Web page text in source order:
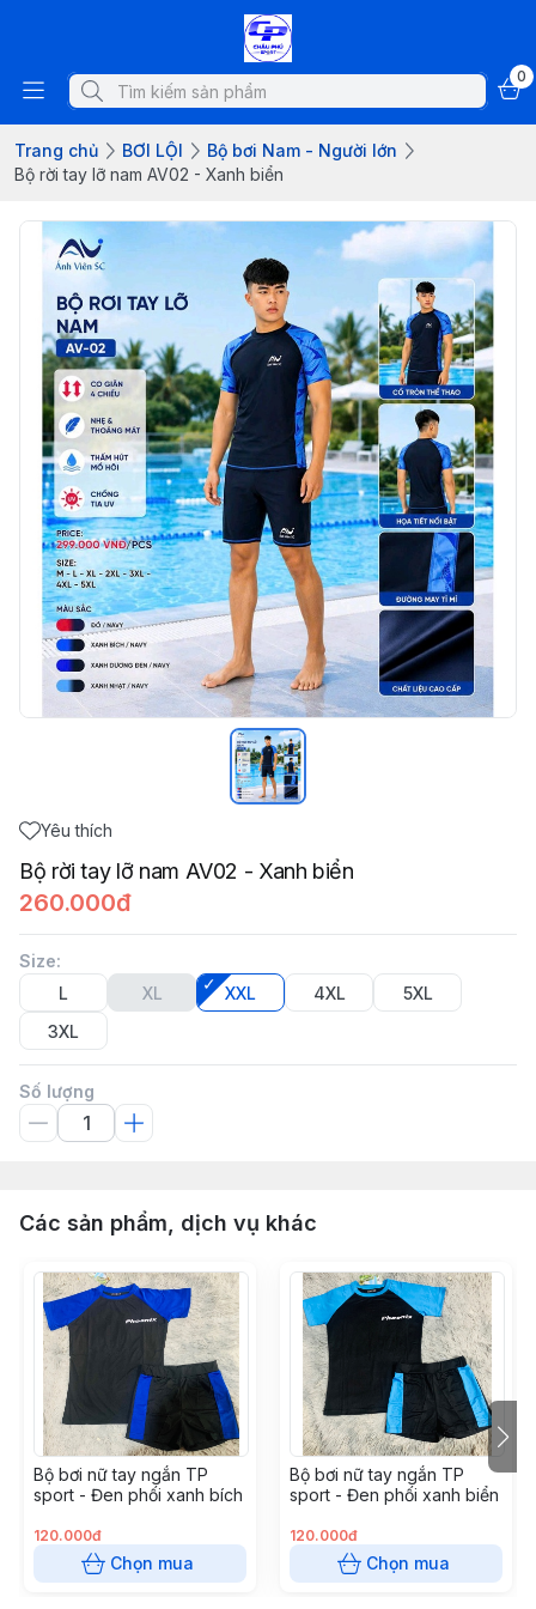
0
Trang chủ BƠI LỘI
Bộ bơi Nam - Người lớn
Bộ rời tay lỡ nam AV02 - Xanh biển
Yêu thích
Bộ rời tay lỡ nam AV02 - Xanh biển
260.000đ
Size:
L
XL XXL 4XL
5XL
3XL
Số lượng
Các sản phẩm, dịch vụ khác
Bộ bơi nữ tay ngắn TP
sport - Đen phối xanh bích
120.000đ
Chọn mua
Bộ bơi nữ tay ngắn TP
sport - Đen phối xanh biển
120.000đ
Chọn mua